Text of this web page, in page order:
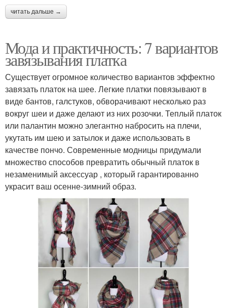
читать дальше →
Мода и практичность: 7 вариантов
завязывания платка
Существует огромное количество вариантов эффектно
завязать платок на шее. Легкие платки повязывают в
виде бантов, галстуков, обворачивают несколько раз
вокруг шеи и даже делают из них розочки. Теплый платок
или палантин можно элегантно набросить на плечи,
укутать им шею и затылок и даже использовать в
качестве пончо. Современные модницы придумали
множество способов превратить обычный платок в
незаменимый аксессуар , который гарантированно
украсит ваш осенне-зимний образ.